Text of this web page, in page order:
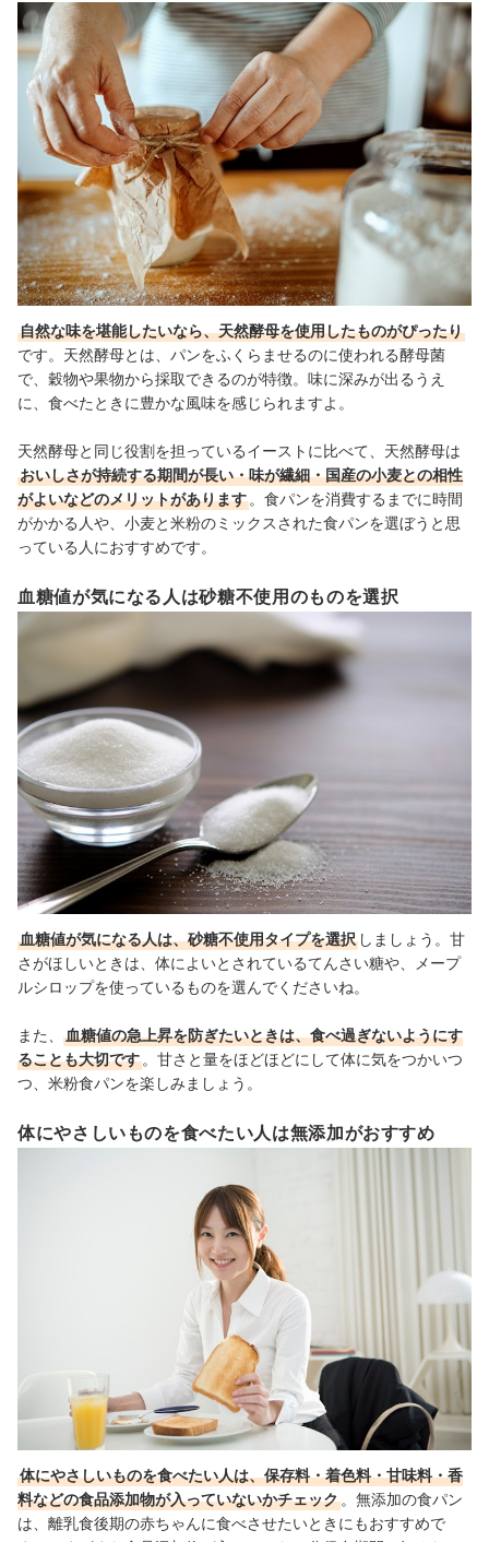
自然な味を堪能したいなら、天然酵母を使用したものがぴったり
です。天然酵母とは、パンをふくらませるのに使われる酵母菌
で、穀物や果物から採取できるのが特徴。味に深みが出るうえ
に、食べたときに豊かな風味を感じられますよ。
天然酵母と同じ役割を担っているイーストに比べて、天然酵母は
おいしさが持続する期間が長い・味が繊細・国産の小麦との相性
がよいなどのメリットがあります 。食パンを消費するまでに時間
がかかる人や、小麦と米粉のミックスされた食パンを選ぼうと思
っている人におすすめです。
血糖値が気になる人は砂糖不使用のものを選択
血糖値が気になる人は、砂糖不使用タイプを選択 しましょう。甘
さがほしいときは、体によいとされているてんさい糖や、メープ
ルシロップを使っているものを選んでくださいね。
また、
血糖値の急上昇を防ぎたいときは、食べ過ぎないようにす
ることも大切です 。甘さと量をほどほどにして体に気をつかいつ
つ、米粉食パンを楽しみましょう。
体にやさしいものを食べたい人は無添加がおすすめ
体にやさしいものを食べたい人は、保存料・着色料・甘味料・香
料などの食品添加物が入っていないかチェック 。無添加の食パン
は、 離乳食後期の赤ちゃんに食べさせたいときにもおすすめで